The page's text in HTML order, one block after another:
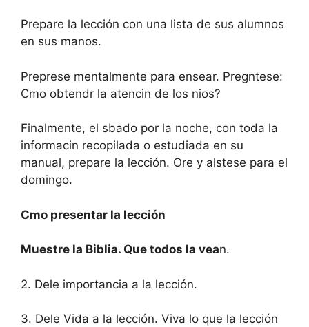
Prepare la lección con una lista de sus alumnos
en sus manos.
Preprese mentalmente para ensear. Pregntese:
Cmo obtendr la atencin de los nios?
Finalmente, el sbado por la noche, con toda la
informacin recopilada o estudiada en su
manual, prepare la lección. Ore y alstese para el
domingo.
Cmo presentar la lección
Muestre la Biblia. Que todos la vean.
2. Dele importancia a la lección.
3. Dele Vida a la lección. Viva lo que la lección